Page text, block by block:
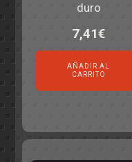
duro
7,41€
AÑADIR AL
CARRITO